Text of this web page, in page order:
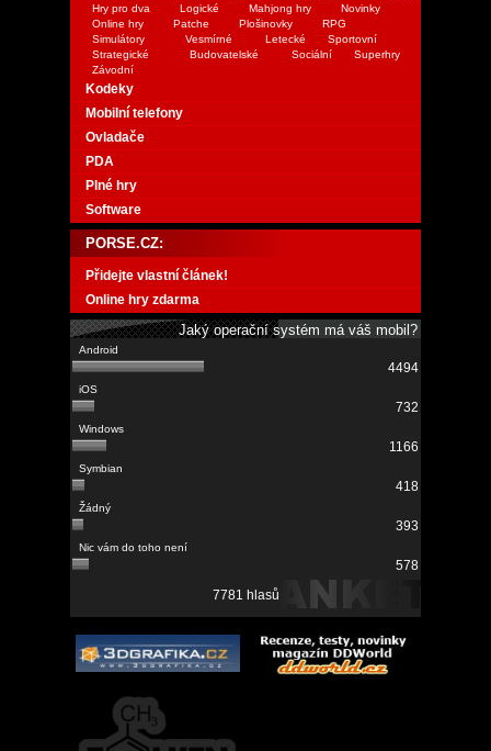
Hry pro dva
Logické Mahjong hry
Novinky
Online hry
Patche Plošinovky
RPG
Simulátory
Vesmírné Letecké
Sportovní
Strategické
Budovatelské Sociální
Superhry
Závodní
Kodeky
Mobilní telefony
Ovladače
PDA
Plné hry
Software
PORSE.CZ:
Přidejte vlastní článek!
Online hry zdarma
Jaký operační systém má váš mobil?
4494
732
1166
418
393
578
7781 hlasů